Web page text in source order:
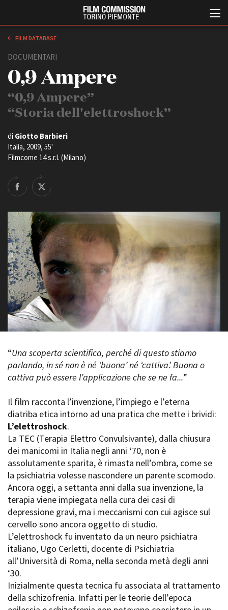
Chi siamo
Storia della Fondazione
La sede
Partner
Rete regionale
Bilancio sociale
Amministrazione
trasparente
Bandi e gare
Sostenibilità ambientale
SERVIZI
Servizi generali
Spazi nella sede FCTP
Sala Casting
Sala Paolo Tenna
FILM FUNDS
Piemonte Film Tv Fund
Piemonte Film Tv
Development Fund
Piemonte Doc Film Fund
Short Film Fund
PRODUCTION GUIDE
Società di produzione
Strutture di servizio
Professionisti
Attrici-Attori
Beginners
LOCATION GUIDE
FILM DATABASE
Avenue Cove - Erasmus +
Guarda che storia!
La Grazia - Immagini e
location della Torino di Paolo
Sorrentino
Open Day
Ciak in TOur!
FESTIVAL, MARKETS,
International Film Festival
Rotterdam
Filmfestspiele Berlin
Festival de Cannes
Biografilm Festival - Bio to B
Locarno Film Festival
Mostra Internazionale d’Arte
Toronto International Film
Festival
Festa del Cinema di Roma
Torino Film Festival
David di Donatello
Nastri d’Argento
Premio Solinas
STRUMENTI
Location - Accedi al tuo
profilo
Location - Nuovo utente
Lavora con noi
Stage - Tirocini - Scuola e
FILM DATABASE
DOCUMENTARI
0,9 Ampere
“0,9 Ampere”
“Storia dell'elettroshock”
di Giotto Barbieri
Italia, 2009, 55'
Filmcome 14 s.r.l. (Milano)
“Una scoperta scientifica, perché di questo stiamo
parlando, in sé non è né ‘buona’ né ‘cattiva’. Buona o
cattiva può essere l’applicazione che se ne fa...”
Il film racconta l’invenzione, l’impiego e l’eterna
diatriba etica intorno ad una pratica che mette i brividi:
L’elettroshock.
La TEC (Terapia Elettro Convulsivante), dalla chiusura
dei manicomi in Italia negli anni ‘70, non è
assolutamente sparita, è rimasta nell’ombra, come se
la psichiatria volesse nascondere un parente scomodo.
Ancora oggi, a settanta anni dalla sua invenzione, la
terapia viene impiegata nella cura dei casi di
depressione gravi, ma i meccanismi con cui agisce sul
cervello sono ancora oggetto di studio.
L’elettroshock fu inventato da un neuro psichiatra
italiano, Ugo Cerletti, docente di Psichiatria
all’Università di Roma, nella seconda metà degli anni
‘30.
Inizialmente questa tecnica fu associata al trattamento
della schizofrenia. Infatti per le teorie dell’epoca